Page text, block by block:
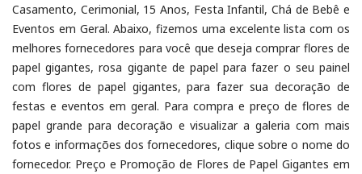
Casamento, Cerimonial, 15 Anos, Festa Infantil, Chá de Bebê e
Eventos em Geral. Abaixo, fizemos uma excelente lista com os
melhores fornecedores para você que deseja comprar flores de
papel gigantes, rosa gigante de papel para fazer o seu painel
com flores de papel gigantes, para fazer sua decoração de
festas e eventos em geral. Para compra e preço de flores de
papel grande para decoração e visualizar a galeria com mais
fotos e informações dos fornecedores, clique sobre o nome do
fornecedor. Preço e Promoção de Flores de Papel Gigantes em